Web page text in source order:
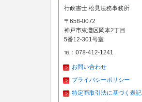
行政書士 松見法務事務所
〒658-0072
神戸市東灘区岡本2丁目
5番12-301号室
℡：078-412-1241
お問い合わせ
プライバシーポリシー
特定商取引法に基づく表記